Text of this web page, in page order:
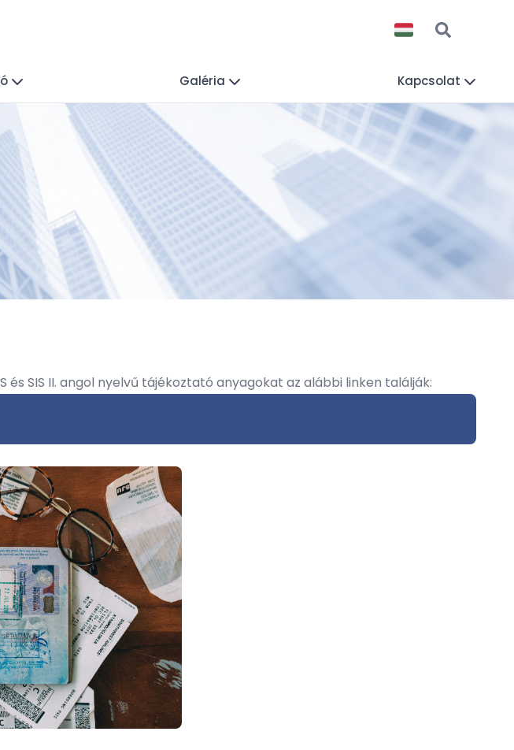
Galéria Kapcsolat
SIS II. angol nyelvű tájékoztató anyagokat az alábbi linken találják: